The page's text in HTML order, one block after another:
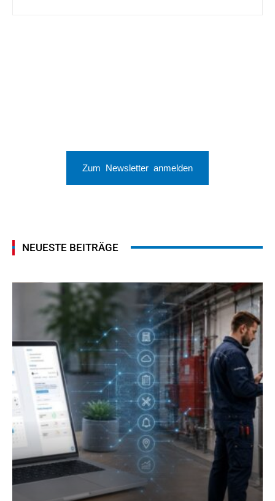
Zum Newsletter anmelden
NEUESTE BEITRÄGE